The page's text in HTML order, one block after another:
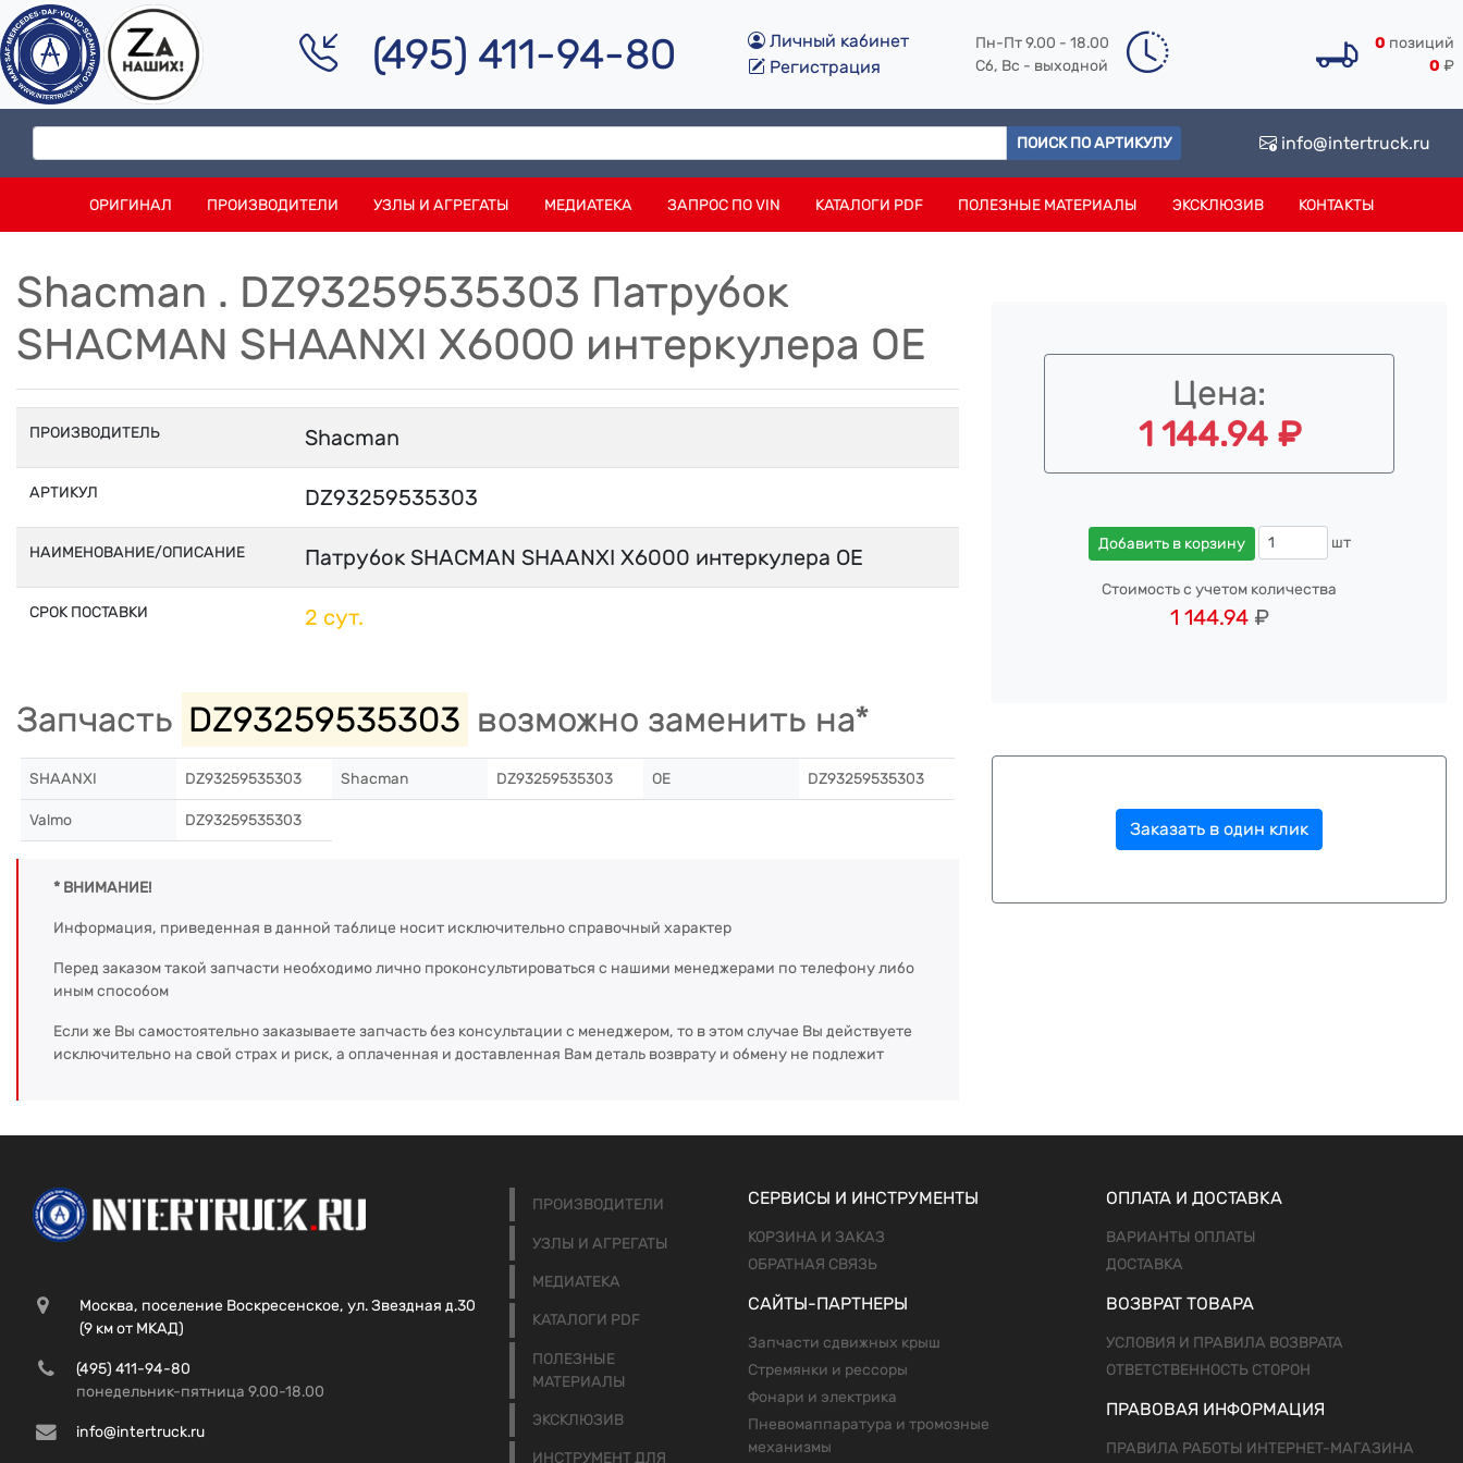
(495) 411-94-80
Личный кабинет
Регистрация
Пн-Пт 9.00 - 18.00
Сб, Вс - выходной
0 позиций
0 ₽
ПОИСК ПО АРТИКУЛУ info@intertruck.ru
ОРИГИНАЛ ПРОИЗВОДИТЕЛИ УЗЛЫ И АГРЕГАТЫ МЕДИАТЕКА ЗАПРОС ПО VIN КАТАЛОГИ PDF ПОЛЕЗНЫЕ МАТЕРИАЛЫ ЭКСКЛЮЗИВ КОНТАКТЫ
Shacman . DZ93259535303 Патрубок
SHACMAN SHAANXI X6000 интеркулера OE
ПРОИЗВОДИТЕЛЬ Shacman
АРТИКУЛ DZ93259535303
НАИМЕНОВАНИЕ/ОПИСАНИЕ Патрубок SHACMAN SHAANXI X6000 интеркулера OE
СРОК ПОСТАВКИ 2 сут.
Запчасть DZ93259535303 возможно заменить на*
SHAANXI DZ93259535303 Shacman DZ93259535303 OE DZ93259535303
Valmo DZ93259535303
* ВНИМАНИЕ!
Информация, приведенная в данной таблице носит исключительно справочный характер
Перед заказом такой запчасти необходимо лично проконсультироваться с нашими менеджерами по телефону либо
иным способом
Если же Вы самостоятельно заказываете запчасть без консультации с менеджером, то в этом случае Вы действуете
исключительно на свой страх и риск, а оплаченная и доставленная Вам деталь возврату и обмену не подлежит
Цена:
1 144.94 ₽
Добавить в корзину шт
Стоимость с учетом количества
1 144.94₽
Заказать в один клик
Москва, поселение Воскресенское, ул. Звездная д.30
(9 км от МКАД)
(495) 411-94-80
понедельник-пятница 9.00-18.00
info@intertruck.ru
ПРОИЗВОДИТЕЛИ
УЗЛЫ И АГРЕГАТЫ
МЕДИАТЕКА
КАТАЛОГИ PDF
ПОЛЕЗНЫЕ
МАТЕРИАЛЫ
ЭКСКЛЮЗИВ
ИНСТРУМЕНТ ДЛЯ
СЕРВИСЫ И ИНСТРУМЕНТЫ
КОРЗИНА И ЗАКАЗ
ОБРАТНАЯ СВЯЗЬ
САЙТЫ-ПАРТНЕРЫ
Запчасти сдвижных крыш
Стремянки и рессоры
Фонари и электрика
Пневомаппаратура и тромозные
механизмы
ОПЛАТА И ДОСТАВКА
ВАРИАНТЫ ОПЛАТЫ
ДОСТАВКА
ВОЗВРАТ ТОВАРА
УСЛОВИЯ И ПРАВИЛА ВОЗВРАТА
ОТВЕТСТВЕННОСТЬ СТОРОН
ПРАВОВАЯ ИНФОРМАЦИЯ
ПРАВИЛА РАБОТЫ ИНТЕРНЕТ-МАГАЗИНА